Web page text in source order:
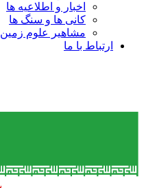
اخبار و اطلاعیه ها
کانی ها و سنگ ها
مشاهیر علوم زمین
ارتباط با ما